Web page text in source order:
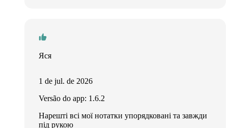
Яся
1 de jul. de 2026
Versão do app: 1.6.2
Нарешті всі мої нотатки упорядковані та завжди
під рукою